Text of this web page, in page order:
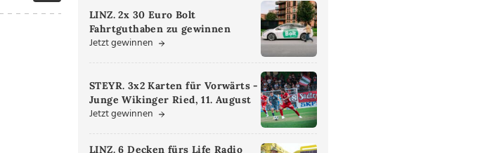
LINZ. 2x 30 Euro Bolt
Fahrtguthaben zu gewinnen
Jetzt gewinnen
STEYR. 3x2 Karten für Vorwärts -
Junge Wikinger Ried, 11. August
Jetzt gewinnen
LINZ. 6 Decken fürs Life Radio